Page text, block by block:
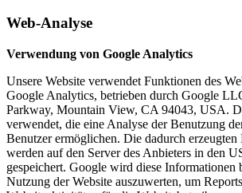
Web-Analyse
Verwendung von Google Analytics
Unsere Website verwendet Funktionen des
Google Analytics, betrieben durch Google
Parkway, Mountain View, CA 94043, USA.
verwendet, die eine Analyse der Benutzung
Benutzer ermöglichen. Die dadurch erzeugten
werden auf den Server des Anbieters in den
gespeichert. Google wird diese Informationen
Nutzung der Website auszuwerten, um